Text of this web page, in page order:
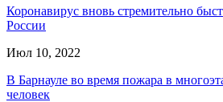
Коронавирус вновь стремительно
России
Июл 10, 2022
В Барнауле во время пожара в
человек